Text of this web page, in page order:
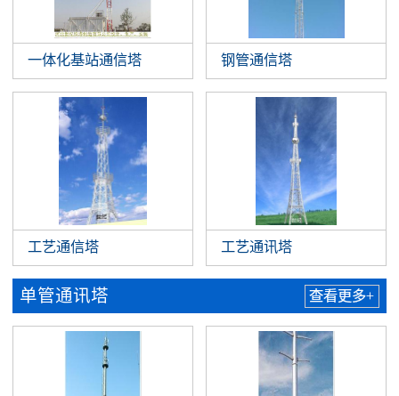
一体化基站通信塔 钢管通信塔
工艺通信塔 工艺通讯塔
单管通讯塔 查看更多+